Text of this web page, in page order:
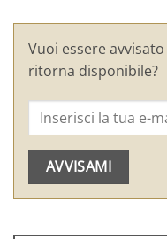
Vuoi essere
ritorna disponibile?
AVVISAMI